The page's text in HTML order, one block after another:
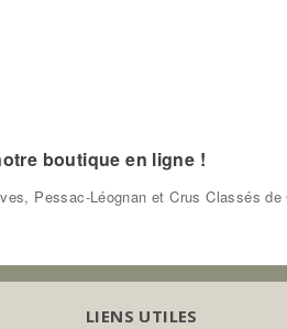
boutique en ligne !
Pessac-Léognan et Crus Classés
LIENS UTILES